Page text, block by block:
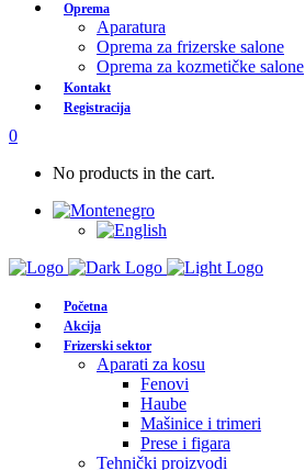
Oprema
Aparatura
Oprema za frizerske salone
Oprema za kozmetičke salone
Kontakt
Registracija
0
No products in the cart.
Početna
Akcija
Frizerski sektor
Aparati za kosu
Fenovi
Haube
Mašinice i trimeri
Prese i figara
Tehnički proizvodi